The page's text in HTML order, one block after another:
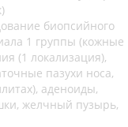
биопсийного
1 группы (кожные
(1 локализация),
пазухи носа,
аденоиды,
желчный пузырь,